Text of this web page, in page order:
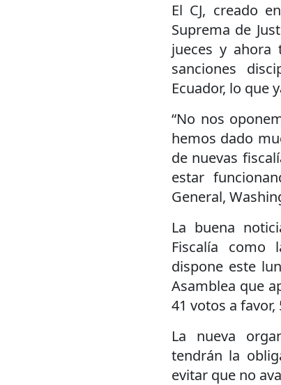
El CJ, creado
Suprema de
jueces y ahora
sanciones
Ecuador, lo que
“No nos
hemos dado
de nuevas
estar
General,
La buena
Fiscalía como
dispone este
Asamblea que
41 votos a
La nueva
tendrán la
evitar que no